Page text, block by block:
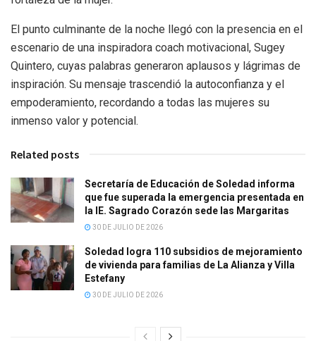
El punto culminante de la noche llegó con la presencia en el
escenario de una inspiradora coach motivacional, Sugey
Quintero, cuyas palabras generaron aplausos y lágrimas de
inspiración. Su mensaje trascendió la autoconfianza y el
empoderamiento, recordando a todas las mujeres su
inmenso valor y potencial.
Related posts
Secretaría de Educación de Soledad informa
que fue superada la emergencia presentada en
la IE. Sagrado Corazón sede las Margaritas
30 DE JULIO DE 2026
Soledad logra 110 subsidios de mejoramiento
de vivienda para familias de La Alianza y Villa
Estefany
30 DE JULIO DE 2026